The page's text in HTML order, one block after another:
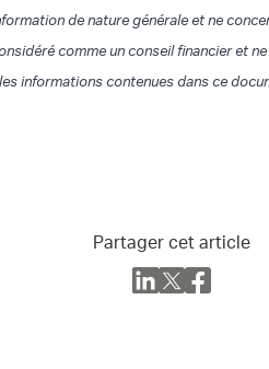
de nature générale et ne
comme un conseil financier et
informations contenues dans ce
Partager cet article